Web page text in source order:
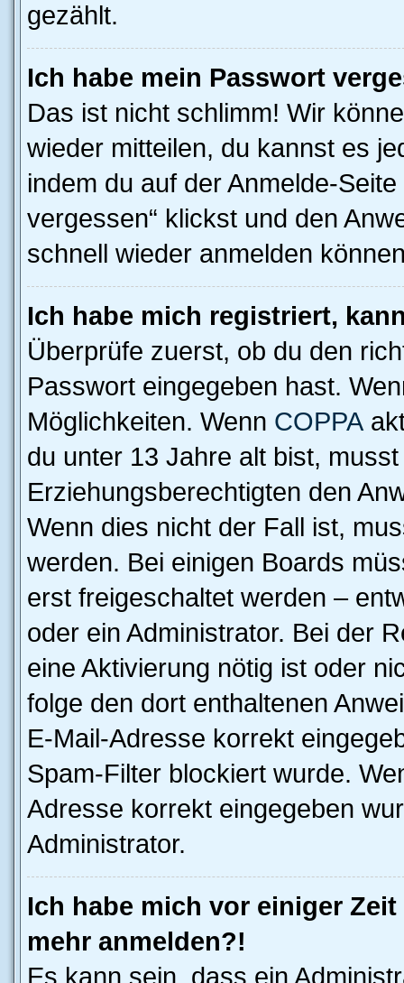
gezählt.
Ich habe mein Passwort
Das ist nicht schlimm! Wir
wieder mitteilen, du kannst es
indem du auf der Anmelde-
vergessen“ klickst und den
schnell wieder anmelden
Ich habe mich registriert,
Überprüfe zuerst, ob du den
Passwort eingegeben hast.
Möglichkeiten. Wenn COPPA
du unter 13 Jahre alt bist,
Erziehungsberechtigten den
Wenn dies nicht der Fall ist,
werden. Bei einigen Boards
erst freigeschaltet werden –
oder ein Administrator. Bei der
eine Aktivierung nötig ist oder
folge den dort enthaltenen
E-Mail-Adresse korrekt
Spam-Filter blockiert wurde.
Adresse korrekt eingegeben
Administrator.
Ich habe mich vor einiger
mehr anmelden?!
Es kann sein, dass ein